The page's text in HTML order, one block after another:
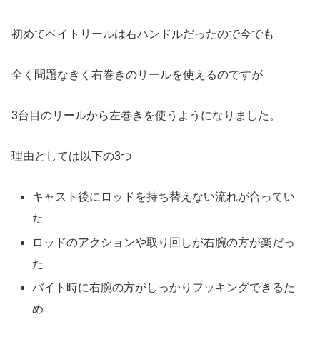
初めてベイトリールは右ハンドルだったので今でも
全く問題なきく右巻きのリールを使えるのですが
3台目のリールから左巻きを使うようになりました。
理由としては以下の3つ
キャスト後にロッドを持ち替えない流れが合ってい
た
ロッドのアクションや取り回しが右腕の方が楽だっ
た
バイト時に右腕の方がしっかりフッキングできるた
め